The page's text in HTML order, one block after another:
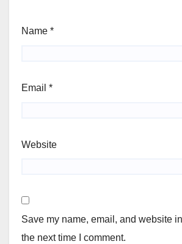
Name *
Email *
Website
Save my name, email, and website
the next time I comment.